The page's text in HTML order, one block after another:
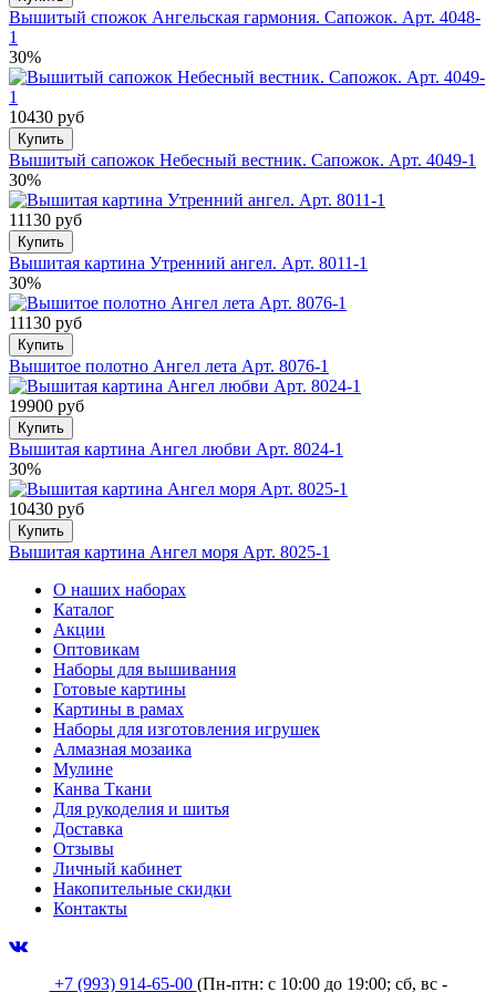
Вышитый спожок Ангельская гармония. Сапожок. Арт. 4048-
1
30%
10430 руб
Купить
Вышитый сапожок Небесный вестник. Сапожок. Арт. 4049-1
30%
11130 руб
Купить
Вышитая картина Утренний ангел. Арт. 8011-1
30%
11130 руб
Купить
Вышитое полотно Ангел лета Арт. 8076-1
19900 руб
Купить
Вышитая картина Ангел любви Арт. 8024-1
30%
10430 руб
Купить
Вышитая картина Ангел моря Арт. 8025-1
О наших наборах
Каталог
Акции
Оптовикам
Наборы для вышивания
Готовые картины
Картины в рамах
Наборы для изготовления игрушек
Алмазная мозаика
Мулине
Канва Ткани
Для рукоделия и шитья
Доставка
Отзывы
Личный кабинет
Накопительные скидки
Контакты
+7 (993) 914-65-00 (Пн-птн: с10:00 до 19:00; сб, вс -